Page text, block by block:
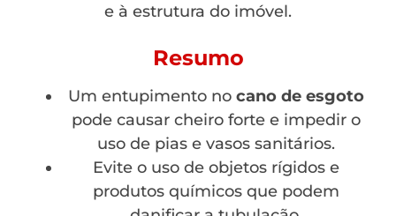
e à estrutura do imóvel.
Resumo
Um entupimento no cano de esgoto
pode causar cheiro forte e impedir o
uso de pias e vasos sanitários.
Evite o uso de objetos rígidos e
produtos químicos que podem